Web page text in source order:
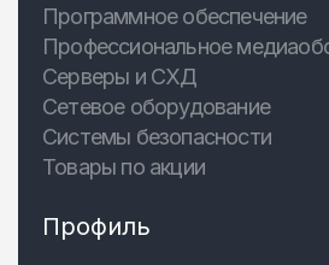
Программное обеспечение
Профессиональное
Серверы и СХД
Сетевое оборудование
Системы безопасности
Товары по акции
Профиль